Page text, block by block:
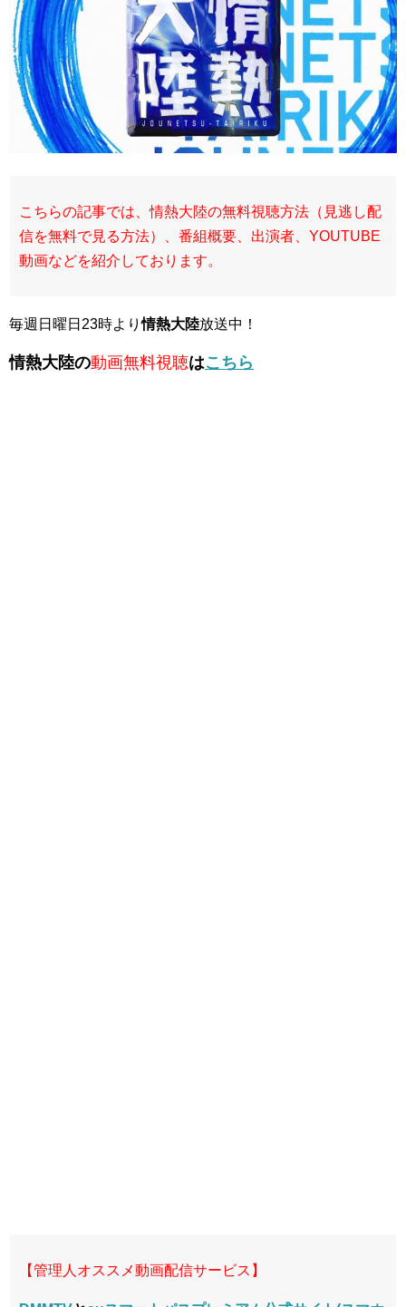
こちらの記事では、情熱大陸の無料視聴方法（見逃し配
信を無料で見る方法）、番組概要、出演者、YOUTUBE
動画などを紹介しております。
毎週日曜日23時より情熱大陸放送中！
情熱大陸の動画無料視聴はこちら
【管理人オススメ動画配信サービス】